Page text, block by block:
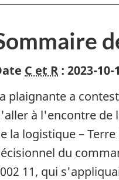
C et R : 2023-10-
plaignante a
à l'encontre de
la logistique – Terre
du
11, qui